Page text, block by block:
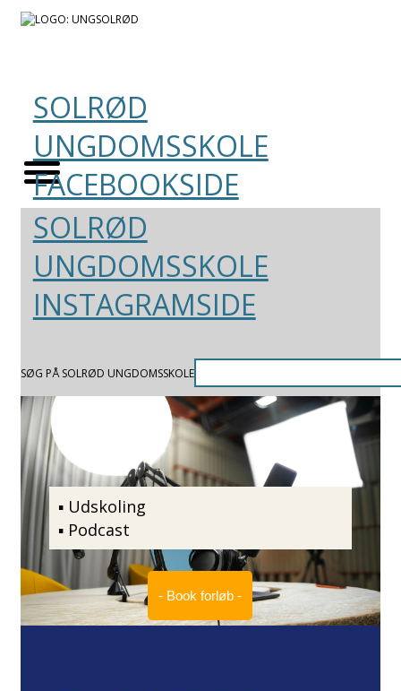
SOLRØD
UNGDOMSSKOLE
FACEBOOKSIDE
SOLRØD
UNGDOMSSKOLE
INSTAGRAMSIDE
SØG PÅ SOLRØD UNGDOMSSKOLE
▪ Udskoling
▪ Podcast
- Book forløb -